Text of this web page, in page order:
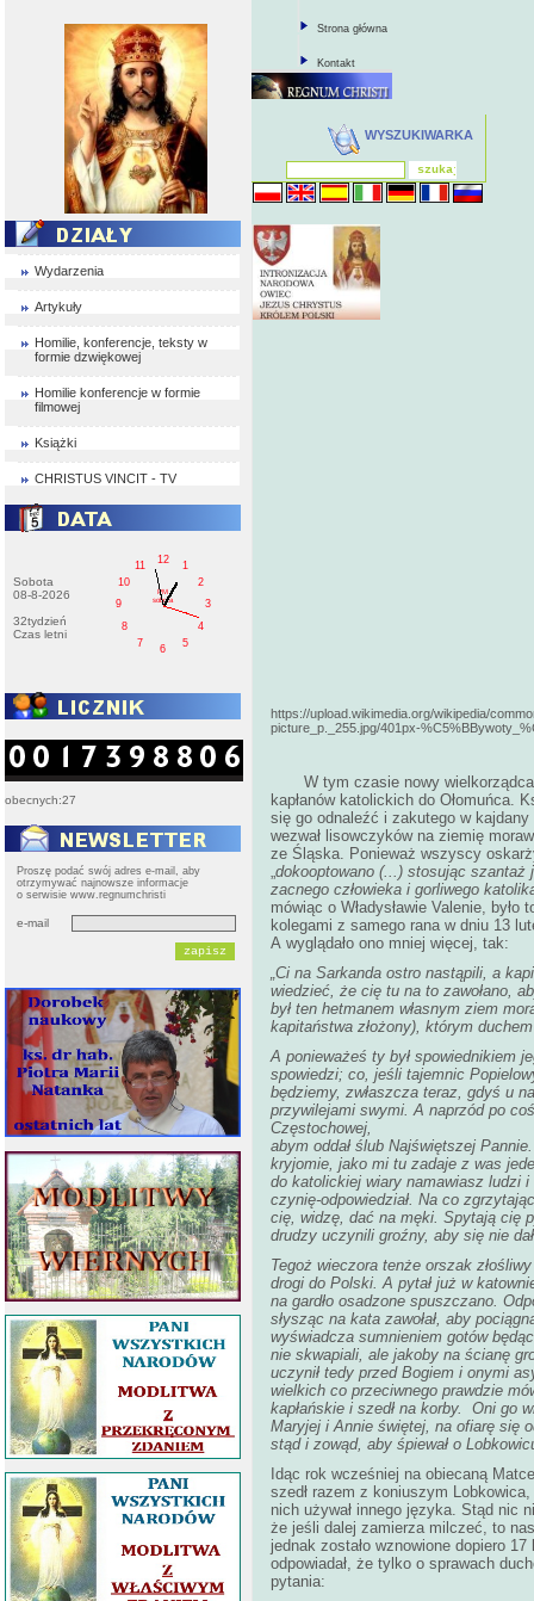
Wydarzenia
Artykuły
Homilie, konferencje, teksty w
formie dzwiękowej
Homilie konferencje w formie
filmowej
Książki
CHRISTUS VINCIT - TV
Sobota
08-8-2026
32tydzień
Czas letni
1
2
3
4
5
6
7
8
9
10
11
12
PM
sobota
obecnych:27
Proszę podać swój adres e-mail, aby
otrzymywać najnowsze informacje
o serwisie www.regnumchristi
e-mail
Strona główna
Kontakt
WYSZUKIWARKA
https://upload.wikimedia.org/wikipedia/
picture_p._255.jpg/401px-
W tym czasie nowy
kapłanów katolickich do Ołomuńca.
się go odnaleźć i zakutego w kajdany
wezwał lisowczyków na ziemię
ze Śląska. Ponieważ wszyscy
„dokooptowano (...) stosując szantaż
zacnego człowieka i gorliwego
mówiąc o Władysławie Valenie, było
kolegami z samego rana w dniu 13
A wyglądało ono mniej więcej, tak:
„Ci na Sarkanda ostro nastąpili, a
wiedzieć, że cię tu na to zawołano,
był ten hetmanem własnym ziem
kapitaństwa złożony), którym
A ponieważeś ty był spowiednikiem
spowiedzi; co, jeśli tajemnic
będziemy, zwłaszcza teraz, gdyś u
przywilejami swymi. A naprzód po
Częstochowej,
abym oddał ślub Najświętszej
kryjomie, jako mi tu zadaje z was
do katolickiej wiary namawiasz ludzi
czynię-odpowiedział. Na co
cię, widzę, dać na męki. Spytają cię
drudzy uczynili groźny, aby się nie
Tegoż wieczora tenże orszak
drogi do Polski. A pytał już w
na gardło osadzone spuszczano.
słysząc na kata zawołał, aby
wyświadcza sumnieniem gotów
nie skwapiali, ale jakoby na ścianę
uczynił tedy przed Bogiem i onymi
wielkich co przeciwnego prawdzie
kapłańskie i szedł na korby. Oni go
Maryjej i Annie świętej, na ofiarę się
stąd i zowąd, aby śpiewał o
Idąc rok wcześniej na obiecaną
szedł razem z koniuszym
nich używał innego języka. Stąd nic
że jeśli dalej zamierza milczeć, to
jednak zostało wznowione dopiero
odpowiadał, że tylko o sprawach
pytania: